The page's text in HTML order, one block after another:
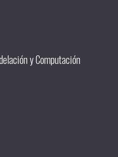
y Computación